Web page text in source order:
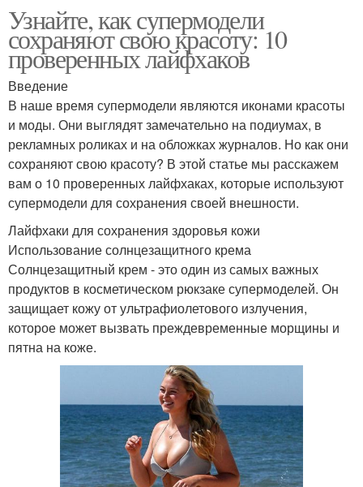
Узнайте, как супермодели
сохраняют свою красоту: 10
проверенных лайфхаков
Введение
В наше время супермодели являются иконами красоты
и моды. Они выглядят замечательно на подиумах, в
рекламных роликах и на обложках журналов. Но как они
сохраняют свою красоту? В этой статье мы расскажем
вам о 10 проверенных лайфхаках, которые используют
супермодели для сохранения своей внешности.
Лайфхаки для сохранения здоровья кожи
Использование солнцезащитного крема
Солнцезащитный крем - это один из самых важных
продуктов в косметическом рюкзаке супермоделей. Он
защищает кожу от ультрафиолетового излучения,
которое может вызвать преждевременные морщины и
пятна на коже.